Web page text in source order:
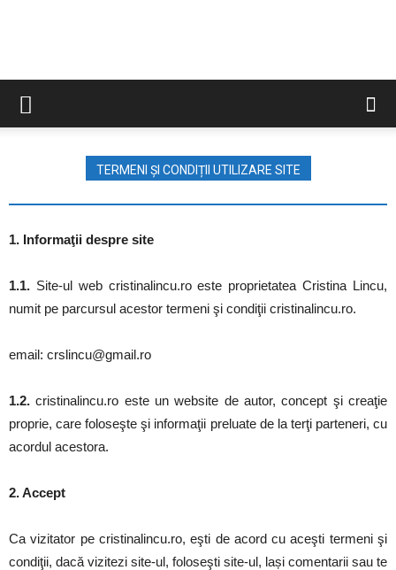
Cristina
Lincu
TERMENI ȘI CONDIȚII UTILIZARE SITE
1. Informaţii despre site
1.1. Site-ul web cristinalincu.ro este proprietatea Cristina Lincu,
numit pe parcursul acestor termeni şi condiţii cristinalincu.ro.
email: crslincu@gmail.ro
1.2. cristinalincu.ro este un website de autor, concept şi creaţie
proprie, care foloseşte şi informaţii preluate de la terţi parteneri, cu
acordul acestora.
2. Accept
Ca vizitator pe cristinalincu.ro, eşti de acord cu aceşti termeni şi
condiţii, dacă vizitezi site-ul, foloseşti site-ul, lași comentarii sau te